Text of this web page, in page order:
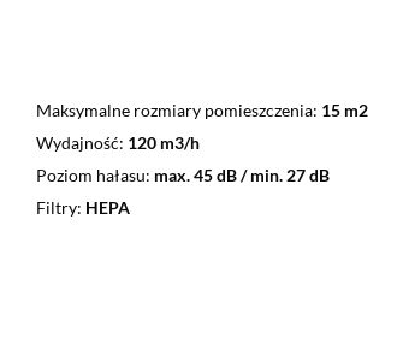
Maksymalne rozmiary pomieszczenia 15 m2
Wydajność 120 m3/h
Poziom hałasu max. 45 dB / min. 27 dB
Filtry HEPA